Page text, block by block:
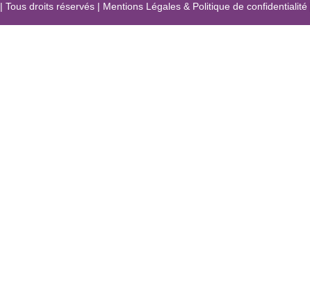
| Tous droits réservés| Mentions Légales& Politique de confidentialité